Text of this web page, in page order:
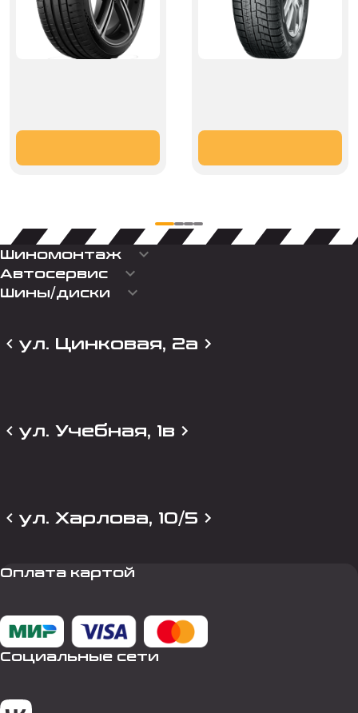
Шиномонтаж keyboard_arrow_down
Автосервис keyboard_arrow_down
Шины/диски keyboard_arrow_down
ул. Цинковая, 2а
ул. Учебная, 1в
ул. Харлова, 10/5
Оплата картой
Социальные сети